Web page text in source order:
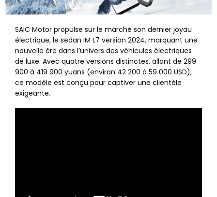
SAIC Motor propulse sur le marché son dernier joyau
électrique, le sedan IM L7 version 2024, marquant une
nouvelle ère dans l’univers des véhicules électriques
de luxe. Avec quatre versions distinctes, allant de 299
900 à 419 900 yuans (environ 42 200 à 59 000 USD),
ce modèle est conçu pour captiver une clientèle
exigeante.